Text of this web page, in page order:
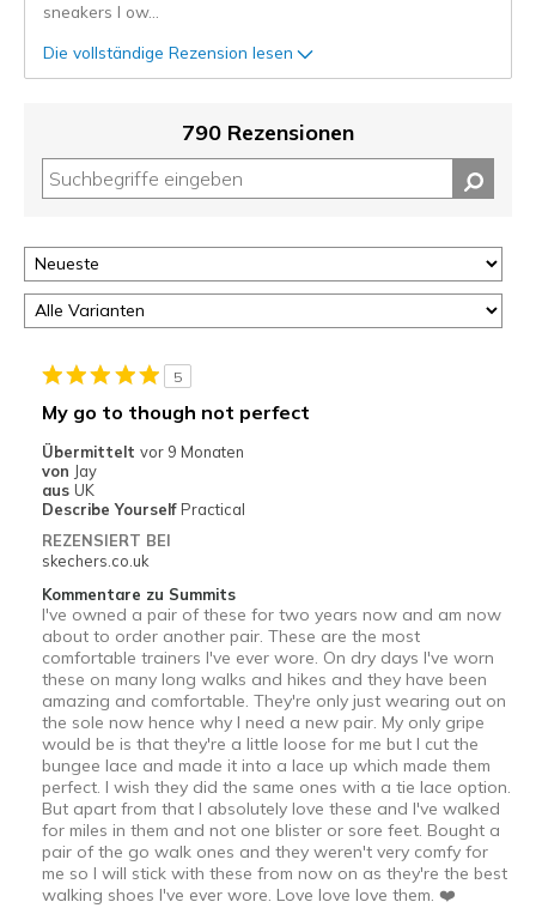
sneakers I ow...
Die vollständige Rezension lesen
790 Rezensionen
5
My go to though not perfect
Übermittelt vor 9 Monaten
von Jay
aus UK
Describe Yourself Practical
REZENSIERT BEI
skechers.co.uk
Kommentare zu Summits
I've owned a pair of these for two years now and am now
about to order another pair. These are the most
comfortable trainers I've ever wore. On dry days I've worn
these on many long walks and hikes and they have been
amazing and comfortable. They're only just wearing out on
the sole now hence why I need a new pair. My only gripe
would be is that they're a little loose for me but I cut the
bungee lace and made it into a lace up which made them
perfect. I wish they did the same ones with a tie lace option.
But apart from that I absolutely love these and I've walked
for miles in them and not one blister or sore feet. Bought a
pair of the go walk ones and they weren't very comfy for
me so I will stick with these from now on as they're the best
walking shoes I've ever wore. Love love love them. ❤️